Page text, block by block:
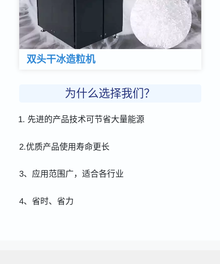
双头干冰造粒机
为什么选择我们？
先进的产品技术可节省大量能源
2.优质产品使用寿命更长
3、应用范围广，适合各行业
4、省时、省力